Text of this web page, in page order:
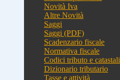
Novità Iva
Altre Novità
Saggi
Saggi (PDF)
Scadenzario fiscale
Normativa fiscale
Codici tributo e catastali
Dizionario tributario
Tasse e attività